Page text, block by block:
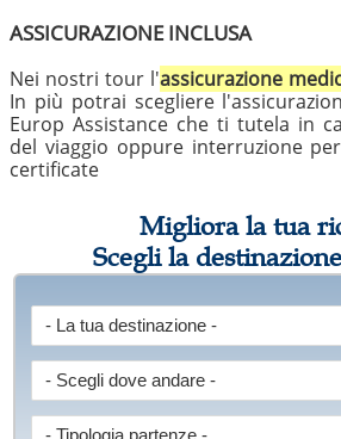
ASSICURAZIONE INCLUSA
Nei nostri tour l'assicurazione
In più potrai scegliere
Europ Assistance che ti tutela in
del viaggio oppure interruzione
certificate
Migliora la tua
Scegli la